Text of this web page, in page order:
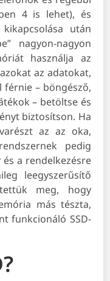
4 is lehet), és
után
nagyon-nagyon
használja az
az adatokat,
férnie – böngésző,
– betöltse és
biztosítson. Ha
az az oka,
pedig
a rendelkezésre
leegyszerűsítő
meg, hogy
más tészta,
funkcionáló SSD-